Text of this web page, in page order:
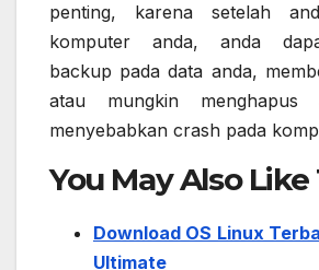
penting, karena setelah
komputer anda, anda
backup pada data anda,
atau mungkin menghapus
menyebabkan crash pada
You May Also Like
Download OS Linux
Ultimate